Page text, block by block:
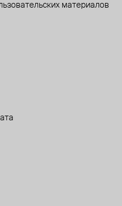
материалов